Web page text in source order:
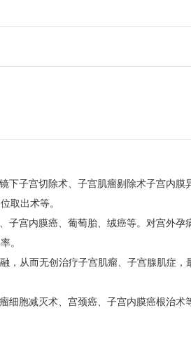
子宫切除术、子宫肌瘤剔除术子宫内膜
取出术等。
宫内膜癌、葡萄胎、绒癌等。对宫外孕
。
从而无创治疗子宫肌瘤、子宫腺肌症，
胞减灭术、宫颈癌、子宫内膜癌根治术等